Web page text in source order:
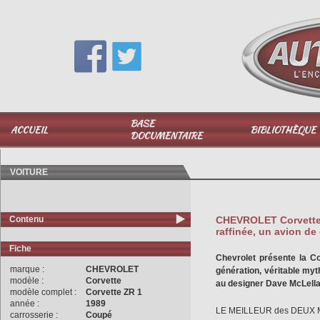
ACCUEIL
BASE
DOCUMENTAIRE
BIBLIOTHÈQUE
06 51 040 025
VOITURE
Contenu
Fiche
marque :
CHEVROLET
modèle :
Corvette
modèle complet :
Corvette ZR 1
année :
1989
carrosserie :
Coupé
CHEVROLET
raffinée, un avion de
Chevrolet présente la
génération, véritable
au designer Dave
LE MEILLEUR des DEUX